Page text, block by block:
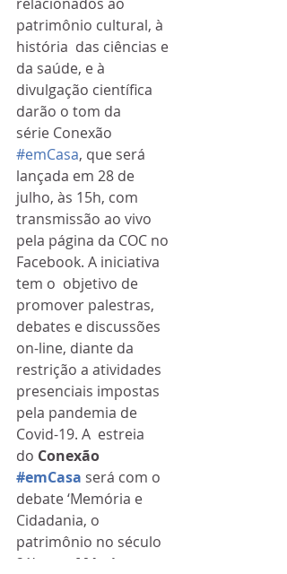
patrimônio cultural, à
história  das ciências e
da saúde, e à
divulgação científica
darão o tom da
série Conexão
#emCasa, que será
lançada em 28 de
julho, às 15h, com
transmissão ao vivo
pela página da COC no
Facebook. A iniciativa
tem o  objetivo de
promover palestras,
debates e discussões
on-line, diante da
restrição a atividades
presenciais impostas
pela pandemia de
Covid-19. A  estreia
do Conexão
#emCasa será com o
debate ‘Memória e
Cidadania, o
patrimônio no século
21’, com Márcio